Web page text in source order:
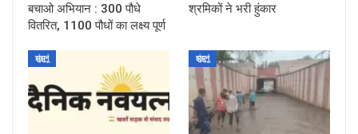
बचाओ अभियान : 300 पौधे
वितरित, 1100 पौधों का लक्ष्य पूर्ण
श्रमिकों ने भरी हुंकार
झुंझुनूं झुंझुनूं